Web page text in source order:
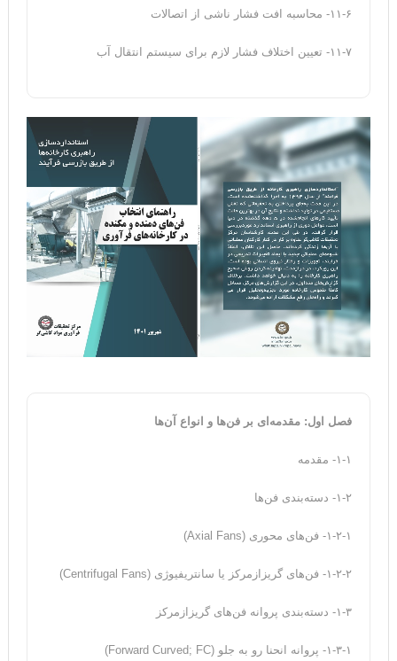
۱۱-۶- محاسبه‌ افت فشار ناشی از اتصالات
۱۱-۷- تعیین اختلاف فشار لازم برای سیستم انتقال آب
فصل اول: مقدمه‌ای بر فن‌ها و انواع آن‌ها
۱-۱- مقدمه
۱-۲- دسته‌بندی فن‌ها
۱-۲-۱- فن‌های محوری (Axial Fans)
۱-۲-۲- فن‌های گریزازمرکز یا سانتریفیوژی (Centrifugal Fans)
۱-۳- دسته‌بندی پروانه فن‌های گریزازمرکز
۱-۳-۱- پروانه انحنا رو به جلو (Forward Curved; FC)